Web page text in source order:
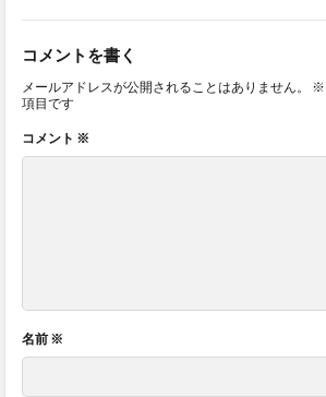
コメントを書く
メールアドレスが公開されることはありません。 ※
項目です
コメント ※
名前 ※